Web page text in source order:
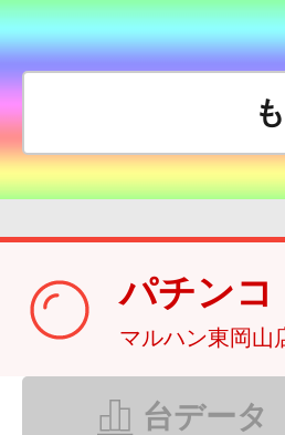
パチンコ
マルハン東岡山
台データ